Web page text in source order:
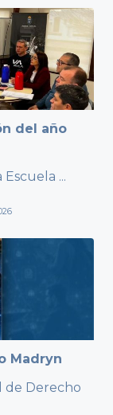
del año
Escuela ...
Madryn
de Derecho